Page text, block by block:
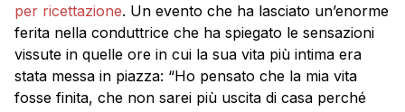
per ricettazione. Un evento che ha lasciato un’enorme
ferita nella conduttrice che ha spiegato le sensazioni
vissute in quelle ore in cui la sua vita più intima era
stata messa in piazza: “Ho pensato che la mia vita
fosse finita, che non sarei più uscita di casa perché